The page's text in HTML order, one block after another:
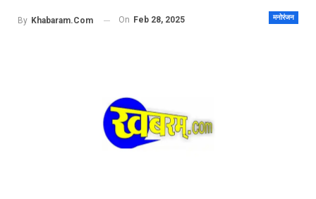
मनोरंजन
By Khabaram.Com On Feb 28, 2025